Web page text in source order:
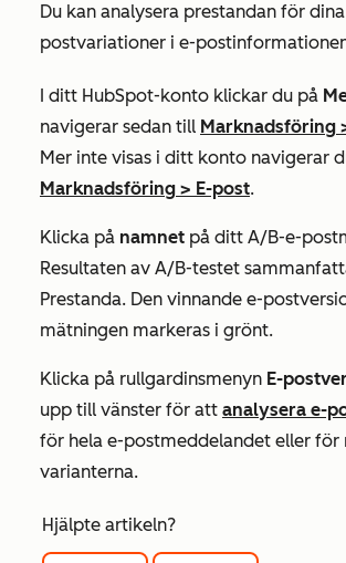
Du kan analysera prestandan för
postvariationer i e-
I ditt HubSpot-konto klickar du på
navigerar sedan till Marknadsföring
Mer inte visas i ditt konto navigerar
Marknadsföring > E-post.
Klicka på namnet på ditt A/B-e-
Resultaten av A/B-testet
Prestanda. Den vinnande e-
mätningen markeras i grönt.
Klicka på rullgardinsmenyn E-
upp till vänster för att analysera e-
för hela e-postmeddelandet eller för
varianterna.
Hjälpte artikeln?